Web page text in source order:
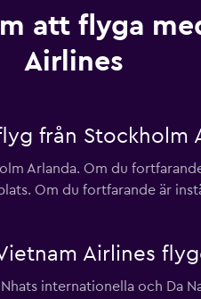
att flyga
Airlines
från Stockholm
Arlanda. Om du
Om du fortfarande är
Airlines
internationella och Da